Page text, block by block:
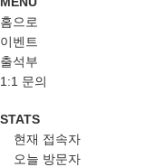
홈으로
이벤트
출석부
1:1 문의
STATS
현재 접속자
오늘 방문자